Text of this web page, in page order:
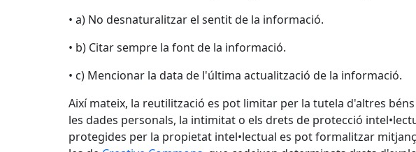
• a) No desnaturalitzar el sentit de la informació.
• b) Citar sempre la font de la informació.
• c) Mencionar la data de l'última actualització de la informació.
Així mateix, la reutilització es pot limitar per la tutela d'altres
les dades personals, la intimitat o els drets de protecció
protegides per la propietat intel•lectual es pot formalitzar